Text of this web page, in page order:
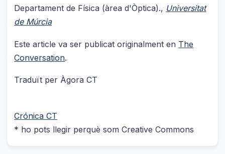
Departament de Física (àrea d'Òptica)., Universitat
de Múrcia
Este article va ser publicat originalment en The
Conversation.
Traduït per Àgora CT
Crónica CT
* ho pots llegir perquè som Creative Commons